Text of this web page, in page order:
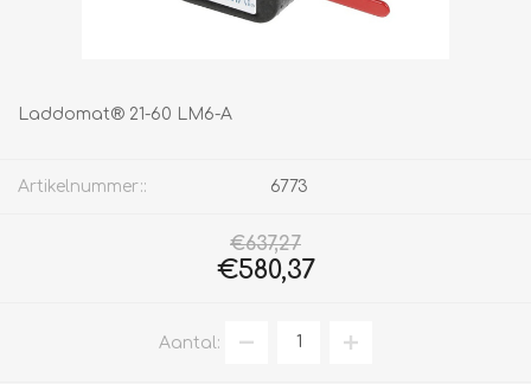
Laddomat® 21-60 LM6-A
Artikelnummer:: 6773
€637,27
€580,37
Aantal: